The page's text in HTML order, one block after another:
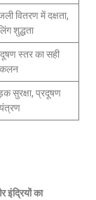
वितरण में दक्षता,
शुद्धता
स्तर का सही
सुरक्षा, प्रदूषण
इंद्रियों का